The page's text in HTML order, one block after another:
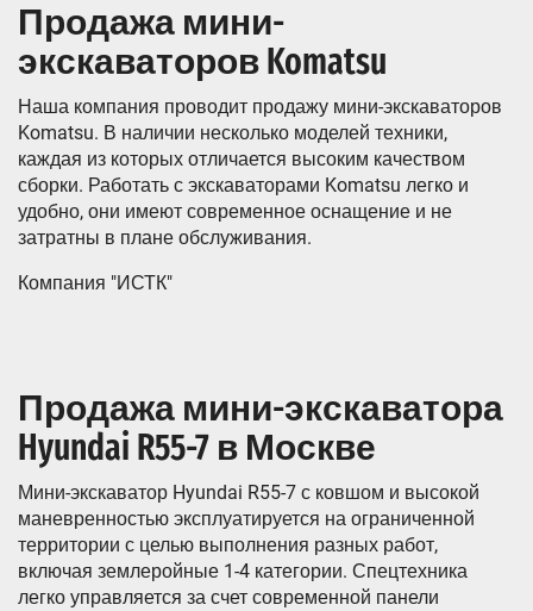
Продажа мини-
экскаваторов Komatsu
Наша компания проводит продажу мини-экскаваторов
Komatsu. В наличии несколько моделей техники,
каждая из которых отличается высоким качеством
сборки. Работать с экскаваторами Komatsu легко и
удобно, они имеют современное оснащение и не
затратны в плане обслуживания.
Компания "ИСТК"
Продажа мини-экскаватора
Hyundai R55-7 в Москве
Мини-экскаватор Hyundai R55-7 с ковшом и высокой
маневренностью эксплуатируется на ограниченной
территории с целью выполнения разных работ,
включая землеройные 1-4 категории. Спецтехника
легко управляется за счет современной панели